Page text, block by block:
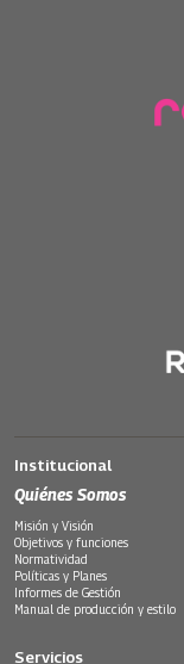
Institucional
Quiénes Somos
Misión y Visión
Objetivos y funciones
Normatividad
Políticas y Planes
Informes de Gestión
Manual de producción y estilo
Servicios